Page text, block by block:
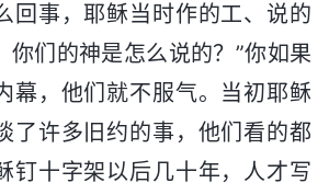
回事，耶稣当时作的工、说的
你们的神是怎么说的？”你如果
幕，他们就不服气。当初耶稣
了许多旧约的事，他们看的都
钉十字架以后几十年，人才写